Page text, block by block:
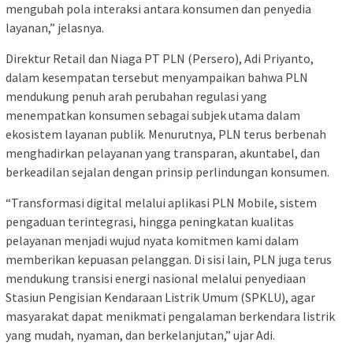
mengubah pola interaksi antara konsumen dan penyedia
layanan,” jelasnya.
Direktur Retail dan Niaga PT PLN (Persero), Adi Priyanto,
dalam kesempatan tersebut menyampaikan bahwa PLN
mendukung penuh arah perubahan regulasi yang
menempatkan konsumen sebagai subjek utama dalam
ekosistem layanan publik. Menurutnya, PLN terus berbenah
menghadirkan pelayanan yang transparan, akuntabel, dan
berkeadilan sejalan dengan prinsip perlindungan konsumen.
“Transformasi digital melalui aplikasi PLN Mobile, sistem
pengaduan terintegrasi, hingga peningkatan kualitas
pelayanan menjadi wujud nyata komitmen kami dalam
memberikan kepuasan pelanggan. Di sisi lain, PLN juga terus
mendukung transisi energi nasional melalui penyediaan
Stasiun Pengisian Kendaraan Listrik Umum (SPKLU), agar
masyarakat dapat menikmati pengalaman berkendara listrik
yang mudah, nyaman, dan berkelanjutan,” ujar Adi.